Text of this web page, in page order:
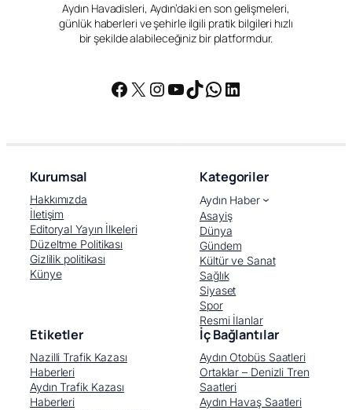
Aydın Havadisleri, Aydın’daki en son gelişmeleri,
günlük haberleri ve şehirle ilgili pratik bilgileri hızlı
bir şekilde alabileceğiniz bir platformdur.
Facebook
X Instagram
YouTube
TikTok
WhatsApp
LinkedIn
Kurumsal
Hakkımızda
İletişim
Editoryal Yayın İlkeleri
Düzeltme Politikası
Gizlilik politikası
Künye
Kategoriler
Aydın Haber
Asayiş
Dünya
Gündem
Kültür ve Sanat
Sağlık
Siyaset
Spor
Resmi İlanlar
Etiketler
Nazilli Trafik Kazası
Haberleri
Aydın Trafik Kazası
Haberleri
İç Bağlantılar
Aydın Otobüs Saatleri
Ortaklar – Denizli Tren
Saatleri
Aydın Havaş Saatleri